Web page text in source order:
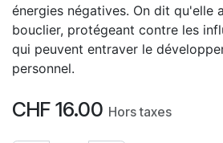
énergies négatives. On dit qu'elle
bouclier, protégeant contre les
qui peuvent entraver le
personnel.
CHF 16.00 Hors taxes